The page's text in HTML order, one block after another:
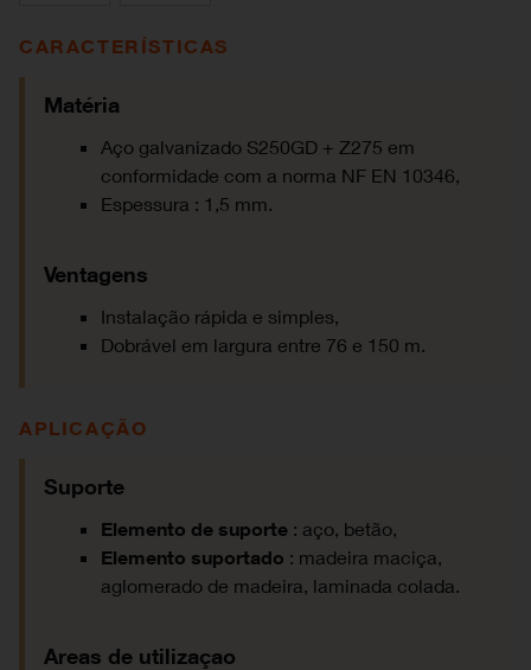
CARACTERÍSTICAS
Matéria
Aço galvanizado S250GD + Z275 em
conformidade com a norma NF EN 10346,
Espessura : 1,5 mm.
Ventagens
Instalação rápida e simples,
Dobrável em largura entre 76 e 150 m.
APLICAÇÃO
Suporte
Elemento de suporte : aço, betão,
Elemento suportado : madeira maciça,
aglomerado de madeira, laminada colada.
Areas de utilizaçao